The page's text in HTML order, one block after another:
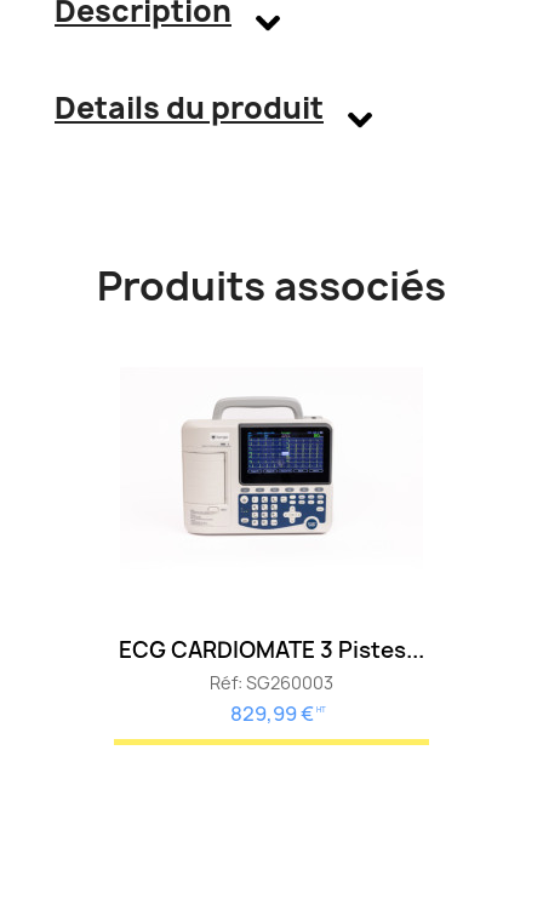
Description
Details du produit
Produits associés
ECG CARDIOMATE 3 Pistes...
Réf: SG260003
829,99 € HT